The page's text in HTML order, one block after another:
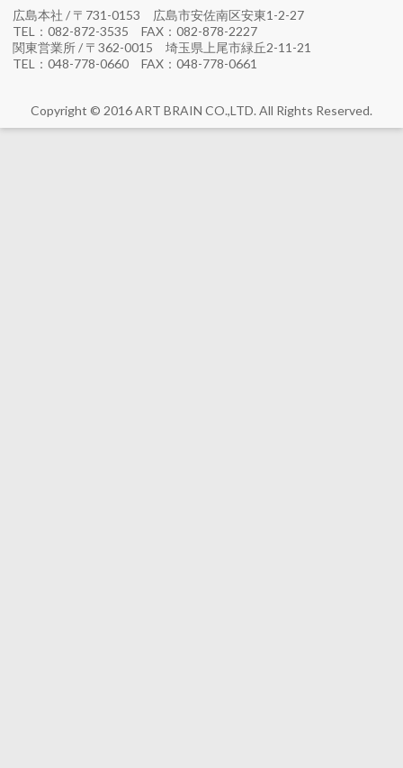
広島本社 / 〒731-0153 広島市安佐南区安東1-2-27
TEL：082-872-3535 FAX：082-878-2227
関東営業所 / 〒362-0015 埼玉県上尾市緑丘2-11-21
TEL：048-778-0660 FAX：048-778-0661
Copyright © 2016 ART BRAIN CO.,LTD. All Rights Reserved.